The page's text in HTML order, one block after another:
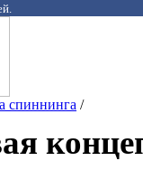
спиннинга /